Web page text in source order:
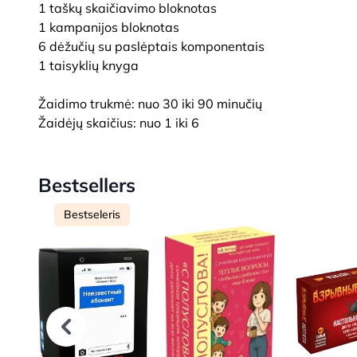
1 taškų skaičiavimo bloknotas
1 kampanijos bloknotas
6 dėžučių su paslėptais komponentais
1 taisyklių knyga
Žaidimo trukmė: nuo 30 iki 90 minučių
Žaidėjų skaičius: nuo 1 iki 6
Bestsellers
Bestseleris